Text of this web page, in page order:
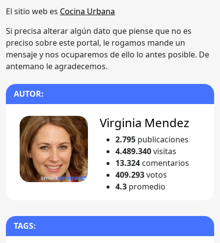
El sitio web es Cocina Urbana
Si precisa alterar algún dato que piense que no es
preciso sobre este portal, le rogamos mande un
mensaje y nos ocuparemos de ello lo antes posible. De
antemano le agradecemos.
AUTOR:
Virginia Mendez
2.795 publicaciones
4.489.340visitas
13.324 comentarios
409.293votos
4.3 promedio
TAGS: